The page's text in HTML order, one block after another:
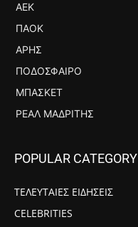
ΑΕΚ
ΠΑΟΚ
ΆΡΗΣ
ΠΟΔΌΣΦΑΙΡΟ
ΜΠΆΣΚΕΤ
ΡΕΆΛ ΜΑΔΡΊΤΗΣ
POPULAR CATEGORY
ΤΕΛΕΥΤΑΙΕΣ ΕΙΔΗΣΕΙΣ
CELEBRITIES